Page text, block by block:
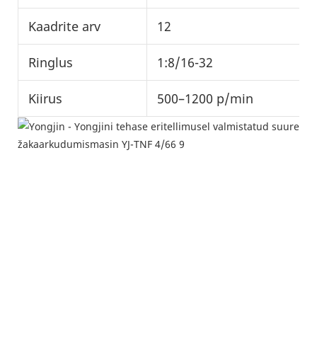
Kaadrite arv 12
Ringlus 1:8/16-32
Kiirus 500–1200 p/min